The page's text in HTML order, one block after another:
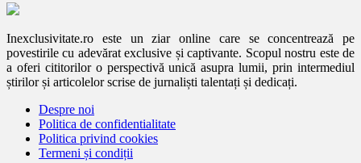
Inexclusivitate.ro este un ziar online care se concentrează pe
povestirile cu adevărat exclusive și captivante. Scopul nostru este de
a oferi cititorilor o perspectivă unică asupra lumii, prin intermediul
știrilor și articolelor scrise de jurnaliști talentați și dedicați.
Despre noi
Politica de confidentialitate
Politica privind cookies
Termeni și condiții